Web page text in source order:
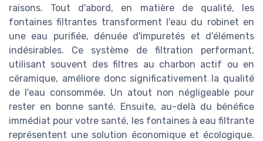
raisons. Tout d'abord, en matière de qualité, les
fontaines filtrantes transforment l'eau du robinet en
une eau purifiée, dénuée d'impuretés et d'éléments
indésirables. Ce système de filtration performant,
utilisant souvent des filtres au charbon actif ou en
céramique, améliore donc significativement la qualité
de l'eau consommée. Un atout non négligeable pour
rester en bonne santé. Ensuite, au-delà du bénéfice
immédiat pour votre santé, les fontaines à eau filtrante
représentent une solution économique et écologique.